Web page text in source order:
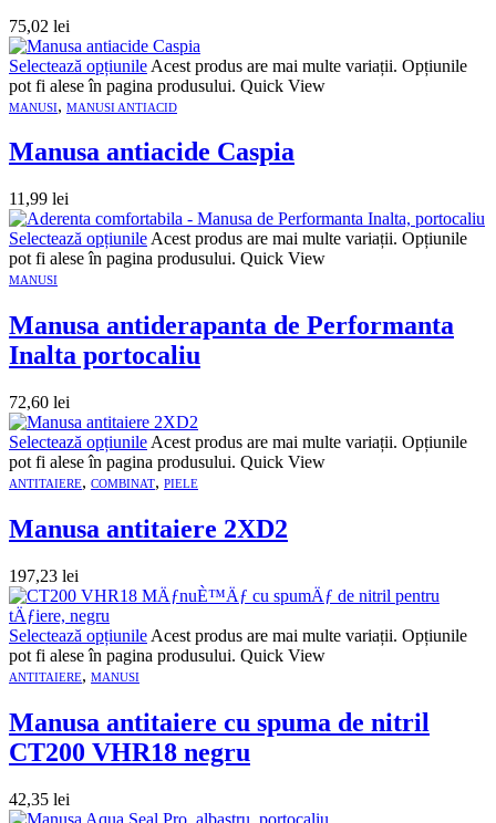
75,02 lei
Selectează opțiunile Acest produs are mai multe variații. Opțiunile
pot fi alese în pagina produsului. Quick View
MANUSI, MANUSI ANTIACID
Manusa antiacide Caspia
11,99 lei
Selectează opțiunile Acest produs are mai multe variații. Opțiunile
pot fi alese în pagina produsului. Quick View
MANUSI
Manusa antiderapanta de Performanta
Inalta portocaliu
72,60 lei
Selectează opțiunile Acest produs are mai multe variații. Opțiunile
pot fi alese în pagina produsului. Quick View
ANTITAIERE, COMBINAT, PIELE
Manusa antitaiere 2XD2
197,23 lei
Selectează opțiunile Acest produs are mai multe variații. Opțiunile
pot fi alese în pagina produsului. Quick View
ANTITAIERE, MANUSI
Manusa antitaiere cu spuma de nitril
CT200 VHR18 negru
42,35 lei